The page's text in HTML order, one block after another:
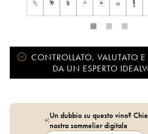
CONTROLLATO, VALUTATO
DA UN ESPERTO
Un dubbio su questo vino?
nostra sommelier digitale